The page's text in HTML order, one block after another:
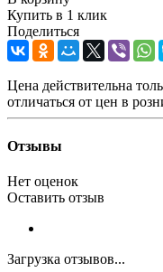
Купить в 1 клик
Поделиться
Цена действительна
отличаться от цен в
Отзывы
Нет оценок
Оставить отзыв
Загрузка отзывов...